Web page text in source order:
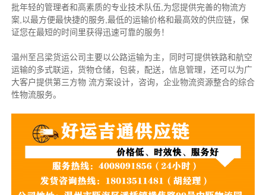
批年轻的管理者和高素质的专业技术队伍,为您提供完善的物流方
案,以最方便最快捷的服务,最低的运输价格和最高效的供应链，保
证您在最短的时间里获得迅速可靠的服务！
温州至吕梁货运公司主要以公路运输为主，同时可提供铁路和航空
运输的多式联运，货物仓储，包装，配送，信息管理，还可以为广
大客户提供第三方物 流方案设计，咨询，企业物流资源整合的综合
性物流服务。